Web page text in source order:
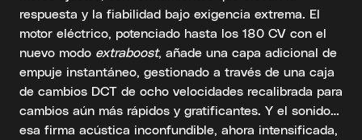
respuesta y la fiabilidad bajo exigencia extrema. El
motor eléctrico, potenciado hasta los 180 CV con el
nuevo modo extraboost, añade una capa adicional de
empuje instantáneo, gestionado a través de una caja
de cambios DCT de ocho velocidades recalibrada para
cambios aún más rápidos y gratificantes. Y el sonido…
esa firma acústica inconfundible, ahora intensificada,